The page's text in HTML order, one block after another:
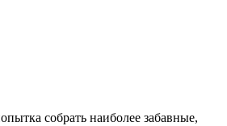
собрать наиболее забавные,